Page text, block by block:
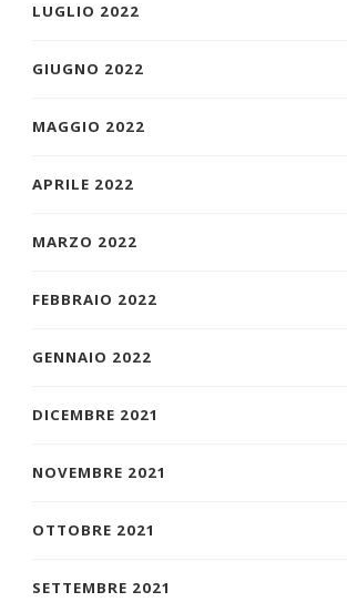
LUGLIO 2022
GIUGNO 2022
MAGGIO 2022
APRILE 2022
MARZO 2022
FEBBRAIO 2022
GENNAIO 2022
DICEMBRE 2021
NOVEMBRE 2021
OTTOBRE 2021
SETTEMBRE 2021